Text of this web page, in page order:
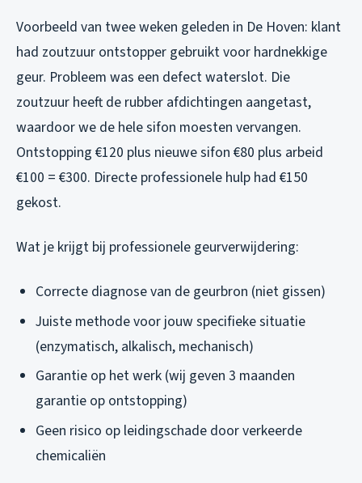
Voorbeeld van twee weken geleden in De Hoven: klant
had zoutzuur ontstopper gebruikt voor hardnekkige
geur. Probleem was een defect waterslot. Die
zoutzuur heeft de rubber afdichtingen aangetast,
waardoor we de hele sifon moesten vervangen.
Ontstopping €120 plus nieuwe sifon €80 plus arbeid
€100 = €300. Directe professionele hulp had €150
gekost.
Wat je krijgt bij professionele geurverwijdering:
Correcte diagnose van de geurbron (niet gissen)
Juiste methode voor jouw specifieke situatie
(enzymatisch, alkalisch, mechanisch)
Garantie op het werk (wij geven 3 maanden
garantie op ontstopping)
Geen risico op leidingschade door verkeerde
chemicaliën